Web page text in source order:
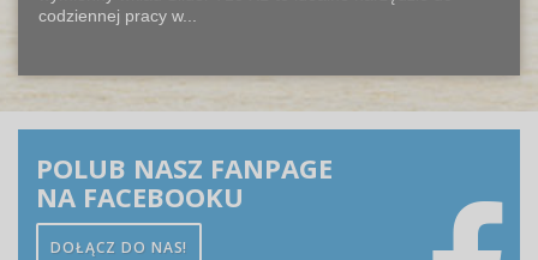
codziennej pracy w...
POLUB NASZ FANPAGE
NA FACEBOOKU
DOŁĄCZ DO NAS!